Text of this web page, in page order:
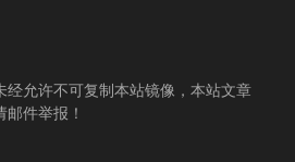
经允许不可复制本站镜像，本站文章
件举报！